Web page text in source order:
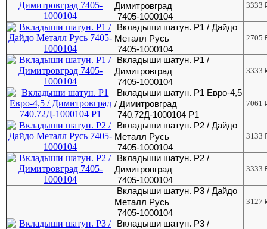
Димитровград
7405-1000104
3333
Вкладыши шатун. Р1 / Дайдо
Металл Русь
7405-1000104
2705
Вкладыши шатун. Р1 /
Димитровград
7405-1000104
3333
Вкладыши шатун. Р1 Евро-4,5
/ Димитровград
740.72Д-1000104 Р1
7061
Вкладыши шатун. Р2 / Дайдо
Металл Русь
7405-1000104
3133
Вкладыши шатун. Р2 /
Димитровград
7405-1000104
3333
Вкладыши шатун. Р3 / Дайдо
Металл Русь
7405-1000104
3127
Вкладыши шатун. Р3 /